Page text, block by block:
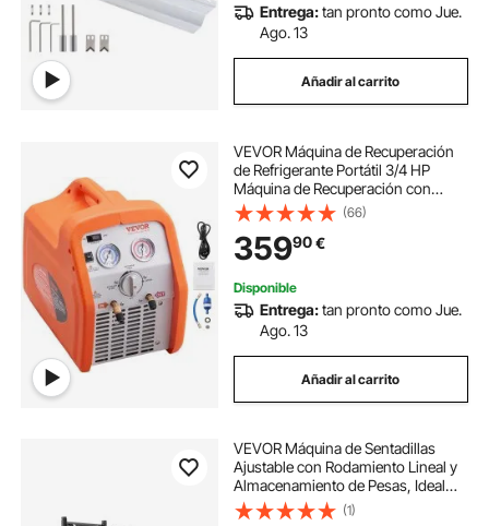
Entrega:tan pronto como Jue.
Ago. 13
Añadir al carrito
VEVOR Máquina de Recuperación
de Refrigerante Portátil 3/4 HP
Máquina de Recuperación con
Protección de Alta Presión 2,2
kg/min Velocidad de 1450 rpm
Autolimpieza para Vapor Líquido
Refrigerante
(66)
35990€
Disponible
Entrega:tan pronto como Jue.
Ago. 13
Añadir al carrito
VEVOR Máquina de Sentadillas
Ajustable con Rodamiento Lineal y
Almacenamiento de Pesas, Ideal
para la Parte Inferior del Cuerpo en
(1)